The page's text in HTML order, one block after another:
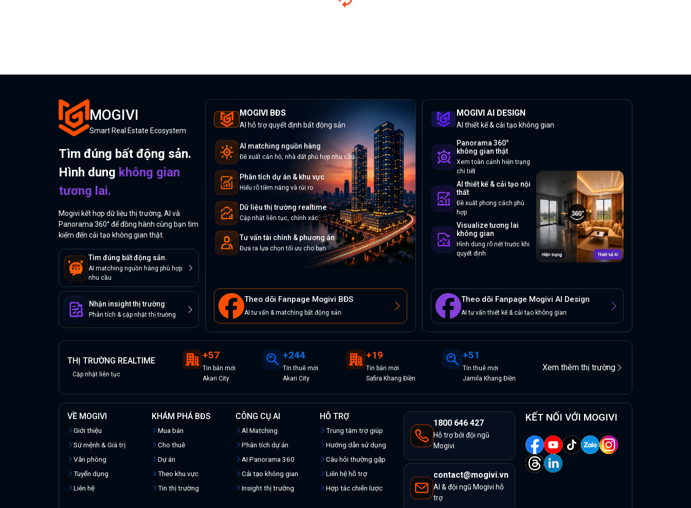
MOGIVI
Smart Real Estate Ecosystem
Tìm đúng bất động sản.
Hình dung không gian
tương lai.
Mogivi kết hợp dữ liệu thị trường, AI và
Panorama 360° để đồng hành cùng bạn tìm
kiếm đến cải tạo không gian thật.
Tìm đúng bất động sản.
AI matching nguồn hàng phù hợp
nhu cầu
Nhận insight thị trường
Phân tích & cập nhật thị trường
MOGIVI BĐS
AI hỗ trợ quyết định bất động sản
AI matching nguồn hàng
Đề xuất căn hộ, nhà đất phù hợp nhu cầu
Phân tích dự án & khu vực
Hiểu rõ tiềm năng và rủi ro
Dữ liệu thị trường realtime
Cập nhật liên tục, chính xác
Tư vấn tài chính & phương án
Đưa ra lựa chọn tối ưu cho bạn
Theo dõi Fanpage Mogivi BĐS
AI tư vấn & matching bất động sản
MOGIVI AI DESIGN
AI thiết kế & cải tạo không gian
Panorama 360°
không gian thật
Xem toàn cảnh hiện trạng
chi tiết
AI thiết kế & cải tạo nội
thất
Đề xuất phong cách phù
hợp
Visualize tương lai
không gian
Hình dung rõ nét trước khi
quyết định
Theo dõi Fanpage Mogivi AI Design
AI tư vấn thiết kế & cải tạo không gian
THỊ TRƯỜNG REALTIME
Cập nhật liên tục
+57
Tin bán mới
Akari City
+244
Tinthuê mới
Akari City
+19
Tin bán mới
Safira Khang Điền
+51
Tinthuêmới
Jamila Khang Điền
Xem thêm thị trường
VỀ MOGIVI
Giới thiệu
Sứ mệnh & Giá trị
Văn phòng
Tuyển dụng
Liên hệ
KHÁM PHÁ BĐS
Mua bán
Cho thuê
Dự án
Theo khu vực
Tin thị trường
CÔNG CỤ AI
Al Matching
Phân tích dự án
AI Panorama 360
Cải tạo không gian
Insight thị trường
HỖ TRỢ
Trung tâm trợ giúp
Hướng dẫn sử dụng
Câu hỏi thường gặp
Liên hệ hỗ trợ
Hợp tác chiến lược
1800 646 427
Hỗ trợ bởi đội ngũ
Mogivi
contact@mogivi.vn
AI & đội ngũ Mogivi hỗ
trợ
KẾT NỐI VỚI MOGIVI